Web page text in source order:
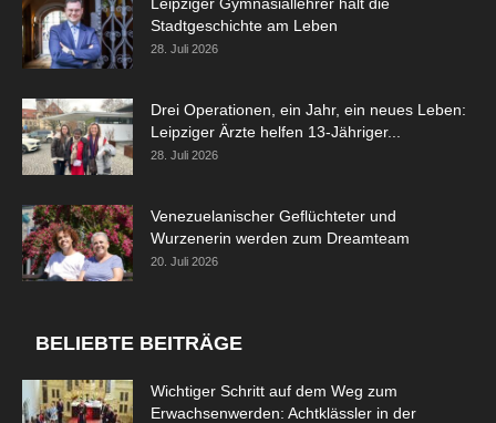
Stadtgeschichte am Leben
28. Juli 2026
Drei Operationen, ein Jahr, ein neues Leben:
Leipziger Ärzte helfen 13-Jähriger...
28. Juli 2026
Venezuelanischer Geflüchteter und
Wurzenerin werden zum Dreamteam
20. Juli 2026
BELIEBTE BEITRÄGE
Wichtiger Schritt auf dem Weg zum
Erwachsenwerden: Achtklässler in der